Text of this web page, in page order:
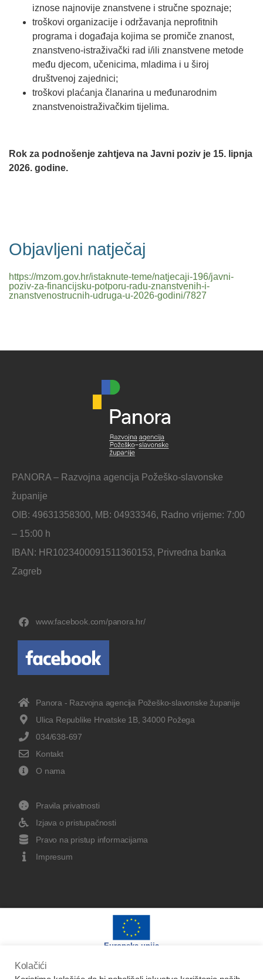
iznose najnovije znanstvene i stručne spoznaje;
troškovi organizacije i održavanja neprofitnih
programa i događaja kojima se promiče znanost,
znanstveno-istraživački rad i/ili znanstvene metode
među djecom, učenicima, mladima i u široj
društvenoj zajednici;
troškovi plaćanja članarina u međunarodnim
znanstvenoistraživačkim tijelima.
Rok za podnošenje zahtjeva na Javni poziv je 15. lipnja
2026. godine.
Objavljeni natječaj
https://mzom.gov.hr/istaknute-teme/natjecaji-196/javni-
poziv-za-financijsku-potporu-radu-znanstvenih-i-
znanstvenostrucnih-udruga-u-2026-godini/7827
PANORA – Razvojna agencija Požeško-slavonske
županije
OIB: 49631358300, MB: 04933346, Radno vrijeme: 7:00
– 15:00 h
IBAN: HR1023400091511360153, Privredna banka
Zagreb
www.facebook.com/panora.hr/
Panora - Razvojna agencija Požeško-slavonske županije
Ulica Republike Hrvatske 1B, 34000 Požega
034/638-697
Kontakt
O nama
Pravila privatnosti
Izjava o pristupačnosti
Pravo na pristup informacijama
Impresum
Europska unija
Kolačići